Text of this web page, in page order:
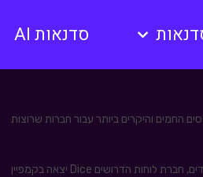
סדנאות AI
החמים והיקרים ביותר עבור חברות שרוצות
אם בעבר חלק מהחברות השתמשו בלוחות הללו לפרסם חידות ותחרויות שימשכו את המועמדים, חברת לוחות הדרושים Dice יצאה בקמפיין